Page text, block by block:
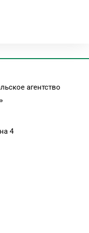
агентство
4